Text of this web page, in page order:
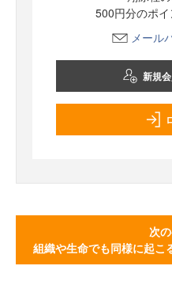
500円分のポ
メール
新規
次
組織や生命でも同様に起こ